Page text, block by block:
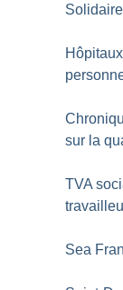
sur la
TVA
Sea